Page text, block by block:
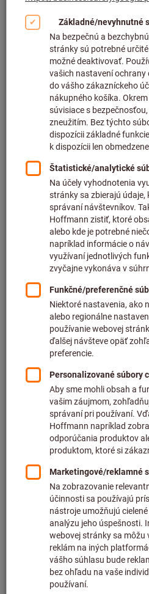
Kliknutím zväčšíte obrázok
Cena za 1 ks
plus náklady na dopravu
Individuálne ceny pre
prihlásení.
Do
Predpokladaný čas dodania: 2 –
Upozorňujeme, že
Túto položku pre Vás
pretože nie je súčasťou
preto ju nemáme na
Pridať do zoznamu želaní